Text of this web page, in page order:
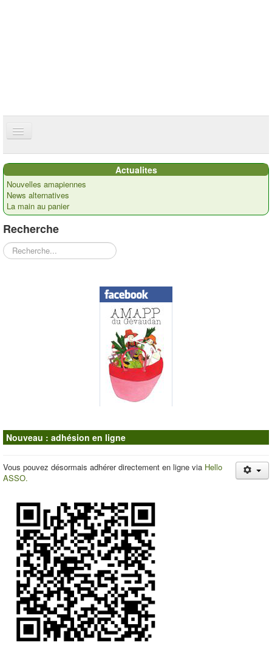
Accueil
Présentation
Actualités
Nos paysans
Commandes
Actualites
Nouvelles amapiennes
News alternatives
La main au panier
Recherche
Rechercher
Nouveau : adhésion en ligne
Vous pouvez désormais adhérer directement en ligne via Hello
ASSO.